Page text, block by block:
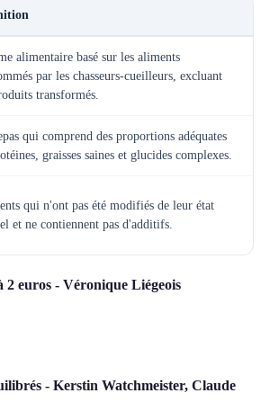
alimentaire basé sur les aliments
par les chasseurs-cueilleurs, excluant
transformés.
qui comprend des proportions adéquates
graisses saines et glucides complexes.
qui n'ont pas été modifiés de leur état
et ne contiennent pas d'additifs.
2 euros - Véronique Liégeois
- Kerstin Watchmeister, Claude